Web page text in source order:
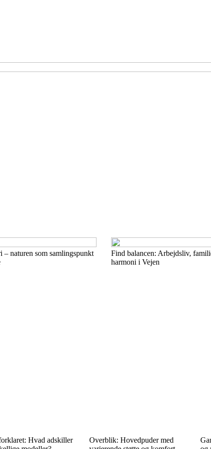
– naturen som samlingspunkt
Find balancen: Arbejdsliv,
harmoni i Vejen
Hvad adskiller
Overblik: Hovedpuder med